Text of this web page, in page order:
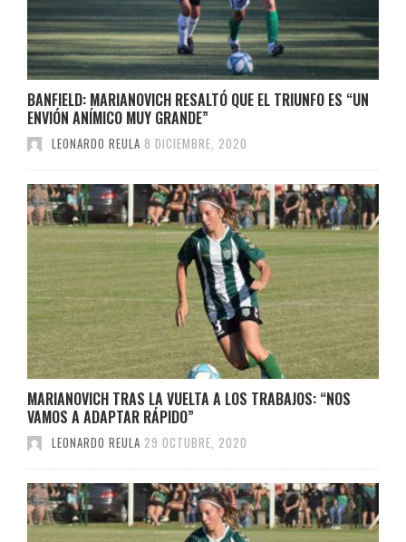
BANFIELD: MARIANOVICH RESALTÓ QUE EL TRIUNFO ES “UN
ENVIÓN ANÍMICO MUY GRANDE”
LEONARDO REULA 8 DICIEMBRE, 2020
MARIANOVICH TRAS LA VUELTA A LOS TRABAJOS: “NOS
VAMOS A ADAPTAR RÁPIDO”
LEONARDO REULA 29 OCTUBRE, 2020